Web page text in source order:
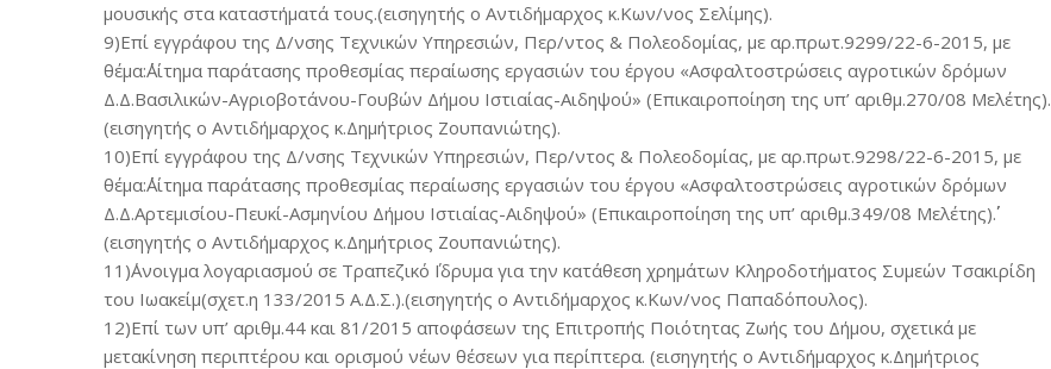
μουσικής στα καταστήματά τους.(εισηγητής ο Αντιδήμαρχος κ.Κων/νος Σελίμης).
9)Επί εγγράφου της Δ/νσης Τεχνικών Υπηρεσιών, Περ/ντος & Πολεοδομίας, με αρ.πρωτ.9299/22-6-2015, με
θέμα:΄΄Αίτημα παράτασης προθεσμίας περαίωσης εργασιών του έργου «Ασφαλτοστρώσεις αγροτικών δρόμων
Δ.Δ.Βασιλικών-Αγριοβοτάνου-Γουβών Δήμου Ιστιαίας-Αιδηψού» (Επικαιροποίηση της υπ’ αριθμ.270/08 Μελέτης)΄΄.
(εισηγητής ο Αντιδήμαρχος κ.Δημήτριος Ζουπανιώτης).
10)Επί εγγράφου της Δ/νσης Τεχνικών Υπηρεσιών, Περ/ντος & Πολεοδομίας, με αρ.πρωτ.9298/22-6-2015, με
θέμα:΄΄Αίτημα παράτασης προθεσμίας περαίωσης εργασιών του έργου «Ασφαλτοστρώσεις αγροτικών δρόμων
Δ.Δ.Αρτεμισίου-Πευκί-Ασμηνίου Δήμου Ιστιαίας-Αιδηψού» (Επικαιροποίηση της υπ’ αριθμ.349/08 Μελέτης)΄΄.
(εισηγητής ο Αντιδήμαρχος κ.Δημήτριος Ζουπανιώτης).
11)΄Ανοιγμα λογαριασμού σε Τραπεζικό ΄Ιδρυμα για την κατάθεση χρημάτων Κληροδοτήματος Συμεών Τσακιρίδη
του Ιωακείμ(σχετ.η 133/2015 Α.Δ.Σ.).(εισηγητής ο Αντιδήμαρχος κ.Κων/νος Παπαδόπουλος).
12)Επί των υπ’ αριθμ.44 και 81/2015 αποφάσεων της Επιτροπής Ποιότητας Ζωής του Δήμου, σχετικά με
μετακίνηση περιπτέρου και ορισμού νέων θέσεων για περίπτερα. (εισηγητής ο Αντιδήμαρχος κ.Δημήτριος